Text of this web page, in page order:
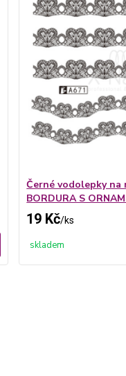
Černé vodolepky na
BORDURA S
19 Kč/ks
skladem